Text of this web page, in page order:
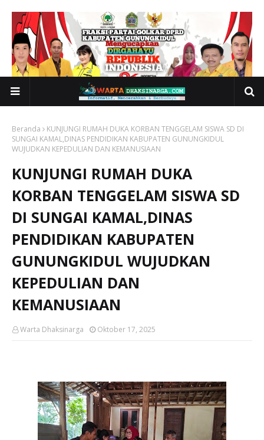
Beranda
KUNJUNGI RUMAH DUKA KORBAN TENGGELAM SISWA SD DI
SUNGAI KAMAL,DINAS PENDIDIKAN KABUPATEN GUNUNGKIDUL
WUJUDKAN KEPEDULIAN DAN KEMANUSIAAN
KUNJUNGI RUMAH DUKA
KORBAN TENGGELAM SISWA SD
DI SUNGAI KAMAL,DINAS
PENDIDIKAN KABUPATEN
GUNUNGKIDUL WUJUDKAN
KEPEDULIAN DAN
KEMANUSIAAN
Warta Dhaksinarga Oktober 17, 2025